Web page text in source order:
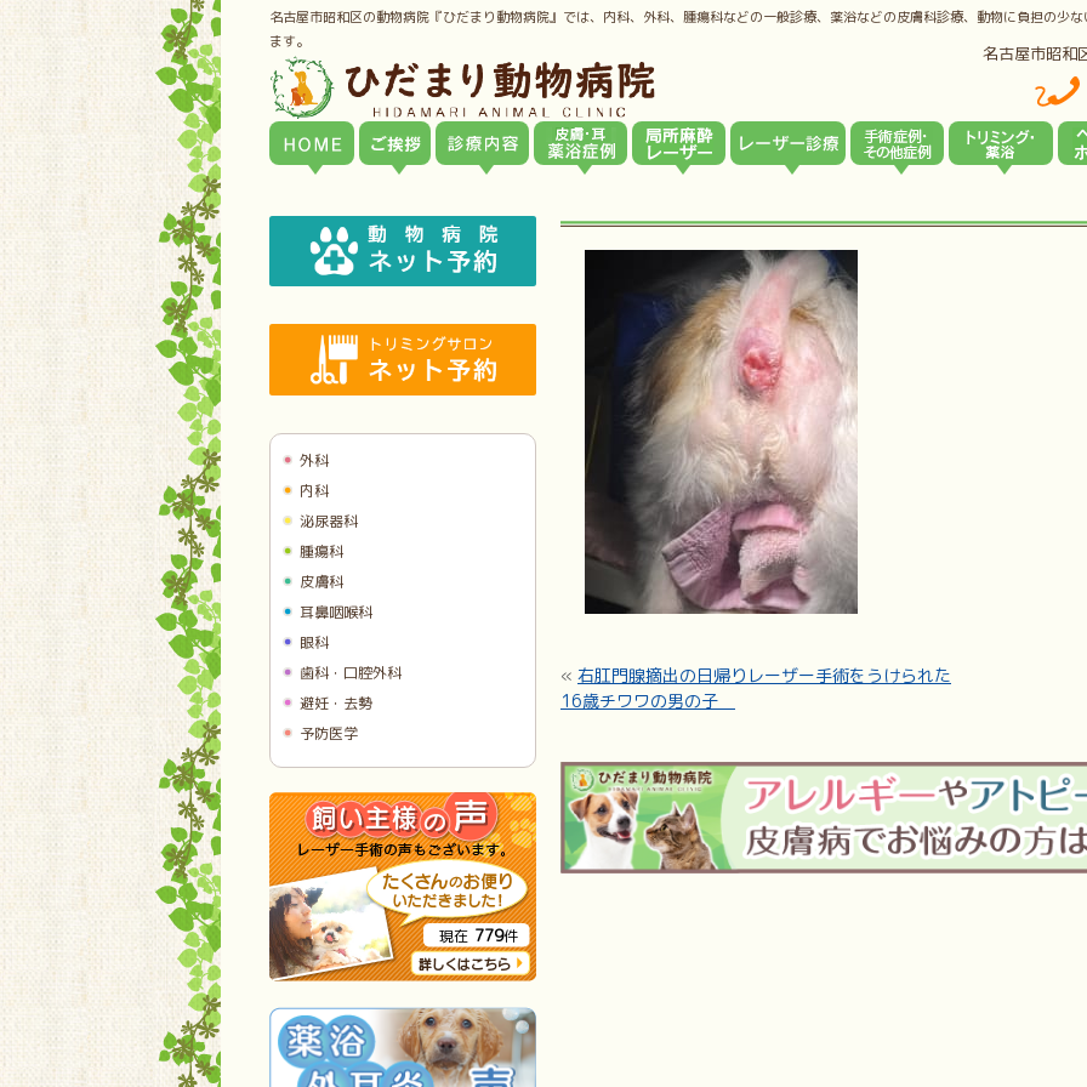
名古屋市昭和区の動物病院『ひだまり動物病院』では、内科、外科、腫瘍科などの一般診療、薬浴などの皮膚科診療、動物に負担の少
ます。
名古屋市昭和
« 右肛門腺摘出の日帰りレーザー手術をうけられた
16歳チワワの男の子
外科
内科
泌尿器科
腫瘍科
皮膚科
耳鼻咽喉科
眼科
歯科・口腔外科
避妊・去勢
予防医学
現在 779件